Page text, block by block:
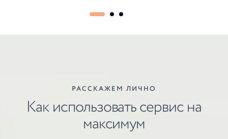
РАССКАЖЕМ ЛИЧНО
Как использовать сервис на
максимум